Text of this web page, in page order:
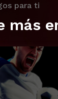
para ti
más